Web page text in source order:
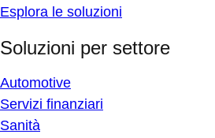
Esplora le soluzioni
Soluzioni per settore
Automotive
Servizi finanziari
Sanità